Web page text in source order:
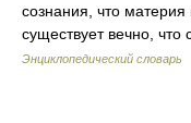
сознания, что материя
существует вечно,
Энциклопедический словарь